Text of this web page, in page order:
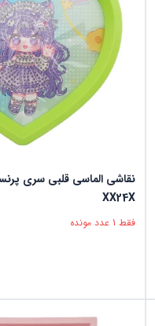
XX24X
فقط 1 عدد مونده